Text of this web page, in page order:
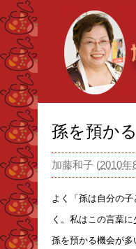
孫を預か
加藤和子(2010年
よく「孫は自分の
く。私はこの言葉に
孫を預かる機会が